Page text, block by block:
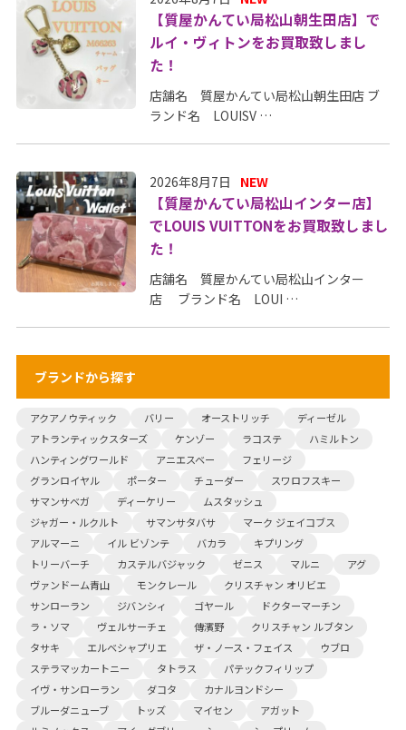
【質屋かんてい局松山朝生田店】で
ルイ・ヴィトンをお買取致しまし
た！
店舗名 質屋かんてい局松山朝生田店 ブ
ランド名 LOUISV …
2026年8月7日 NEW
【質屋かんてい局松山インター店】
でLOUIS VUITTONをお買取致しまし
た！
店舗名 質屋かんてい局松山インター
店 ブランド名 LOUI …
ブランドから探す
アクアノウティック バリー オーストリッチ
ディーゼル
アトランティックスターズ
ケンゾー ラコステ
ハミルトン
ハンティングワールド
アニエスベー
フェリージ
グランロイヤル
ポーター チューダー
スワロフスキー
サマンサベガ
ディーケリー
ムスタッシュ
ジャガー・ルクルト
サマンサタバサ
マーク ジェイコブス
アルマーニ
イル ビゾンテ バカラ
キプリング
トリーバーチ
カステルバジャック ゼニス マルニ
アグ
ヴァンドーム青山
モンクレール
クリスチャン オリビエ
サンローラン
ジバンシィ ゴヤール
ドクターマーチン
ラ・ソマ
ヴェルサーチェ 傳濱野
クリスチャン ルブタン
タサキ
エルベシャプリエ ザ・ノース・フェイス
ウブロ
ステラマッカートニー
タトラス
パテックフィリップ
イヴ・サンローラン
ダコタ
カナルヨンドシー
ブルーダニューブ
トッズ マイセン
アガット